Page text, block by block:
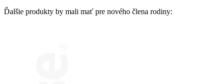
Ďalšie produkty by mali mať pre nového člena rodiny: